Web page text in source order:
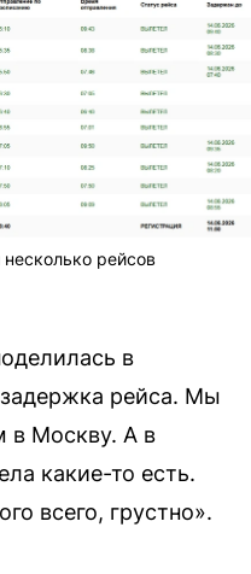
рейсов
в
рейса. Мы
в Москву. А в
какие-то есть.
всего, грустно».